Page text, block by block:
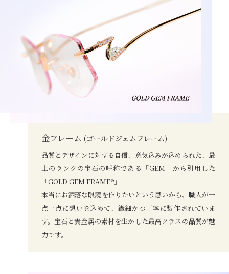
金フレーム (ゴールドジェムフレーム)
品質とデザインに対する自信、意気込みが込められた、最
上のランクの宝石の呼称である「GEM」から引用した
「GOLD GEM FRAME®」
本当にお洒落な眼鏡を作りたいという思いから、職人が一
点一点に想いを込めて、繊細かつ丁寧に製作されていま
す。宝石と貴金属の素材を生かした最高クラスの品質が魅
力です。